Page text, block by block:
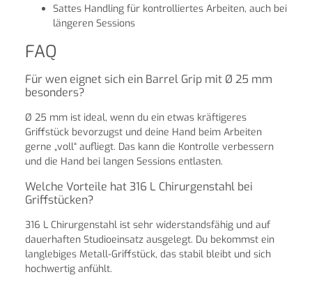
Sattes Handling für kontrolliertes Arbeiten, auch bei
längeren Sessions
FAQ
Für wen eignet sich ein Barrel Grip mit Ø 25 mm
besonders?
Ø 25 mm ist ideal, wenn du ein etwas kräftigeres
Griffstück bevorzugst und deine Hand beim Arbeiten
gerne „voll“ aufliegt. Das kann die Kontrolle verbessern
und die Hand bei langen Sessions entlasten.
Welche Vorteile hat 316 L Chirurgenstahl bei
Griffstücken?
316 L Chirurgenstahl ist sehr widerstandsfähig und auf
dauerhaften Studioeinsatz ausgelegt. Du bekommst ein
langlebiges Metall-Griffstück, das stabil bleibt und sich
hochwertig anfühlt.